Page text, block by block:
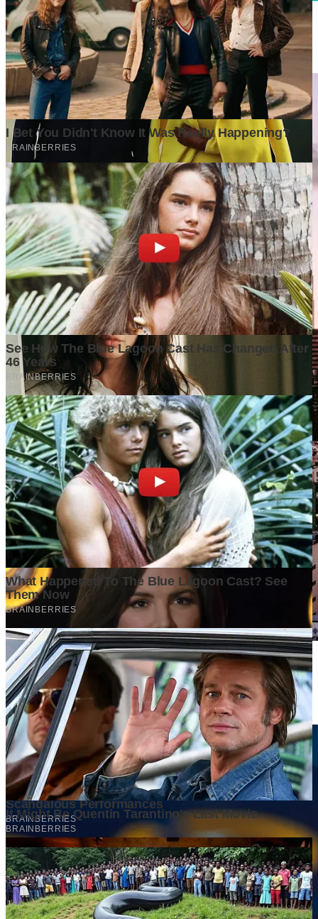
Mengapa Perusahaan Besar Mulai Mengurangi Jumlah
Karyawan, tetapi Tetap Mencatatkan Laba yang Tinggi?
3 weeks ago
Market yang Besar Belum Tentu Menjadi Peluang yang
Menguntungkan. Mengapa Investor Perlu Melihat Lebih dari
Sekadar Ukuran Pasar?
3 weeks ago